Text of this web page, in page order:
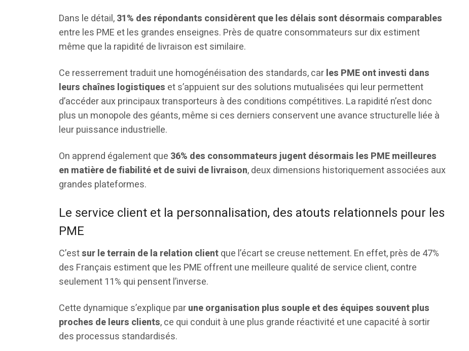
Dans le détail,31% des répondants considèrent que les délais sont désormais comparables
entre les PME et les grandes enseignes. Près de quatre consommateurs sur dix estiment
même que la rapidité de livraison est similaire.
Ce resserrement traduit une homogénéisation des standards, carles PME ont investi dans
leurs chaînes logistiques et s’appuient sur des solutions mutualisées qui leur permettent
d’accéder aux principaux transporteurs à des conditions compétitives. La rapidité n’est donc
plus un monopole des géants, même si ces derniers conservent une avance structurelle liée à
leur puissance industrielle.
On apprend également que 36% des consommateurs jugent désormais les PME meilleures
en matière de fiabilité et de suivi de livraison, deux dimensions historiquement associées aux
grandes plateformes.
Le service client et la personnalisation, des atouts relationnels pour les
PME
C’estsur le terrain de la relation clientque l’écart se creuse nettement. En effet, près de 47%
des Français estiment que les PME offrent une meilleure qualité de service client, contre
seulement 11% qui pensent l’inverse.
Cette dynamique s’explique parune organisation plus souple et des équipes souvent plus
proches de leurs clients, ce qui conduit à une plus grande réactivité et une capacité à sortir
des processus standardisés.